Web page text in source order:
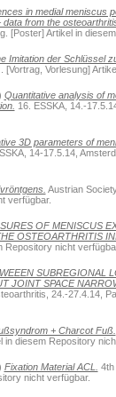
in medial meniscus
from the
[Poster] Artikel in
Imitation der Schlüssel
Vorlesung]
Quantitative analysis of
16. ESSKA, 14.-
3D parameters of
14-17.5.14,
Austrian
verfügbar.
OF MENISCUS
OSTEOARTHRITIS
Repository nicht
SUBREGIONAL
JOINT SPACE
24.-27.4.14,
+ Charcot Fuß.
in diesem Repository
Fixation Material ACL.
4th
nicht verfügbar.